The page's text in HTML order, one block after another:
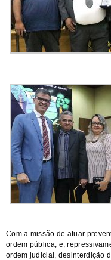
Com a missão de atuar
ordem pública, e,
ordem judicial, desinterdição